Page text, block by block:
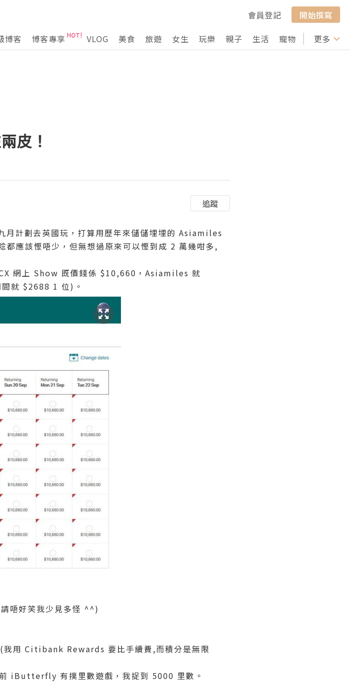
會員登記
開始撰寫
博客 博客專享 VLOG 美食 旅遊 女生 玩樂 親子 生活 寵物 行山 打卡
更多
皮！
追蹤
計劃去英國玩，打算用歷年來儲儲埋埋的 Asiamiles
應該慳唔少，但無想過原來可以慳到成 2 萬幾咁多,
網上 Show 既價錢係 $10,660，Asiamiles 就
就 $2688 1 位)。
唔好笑我少見多怪 ^^)
我用 Citibank Rewards 要比手續費,而積分是無限
iButterfly 有撲里數遊戲，我捉到 5000 里數。